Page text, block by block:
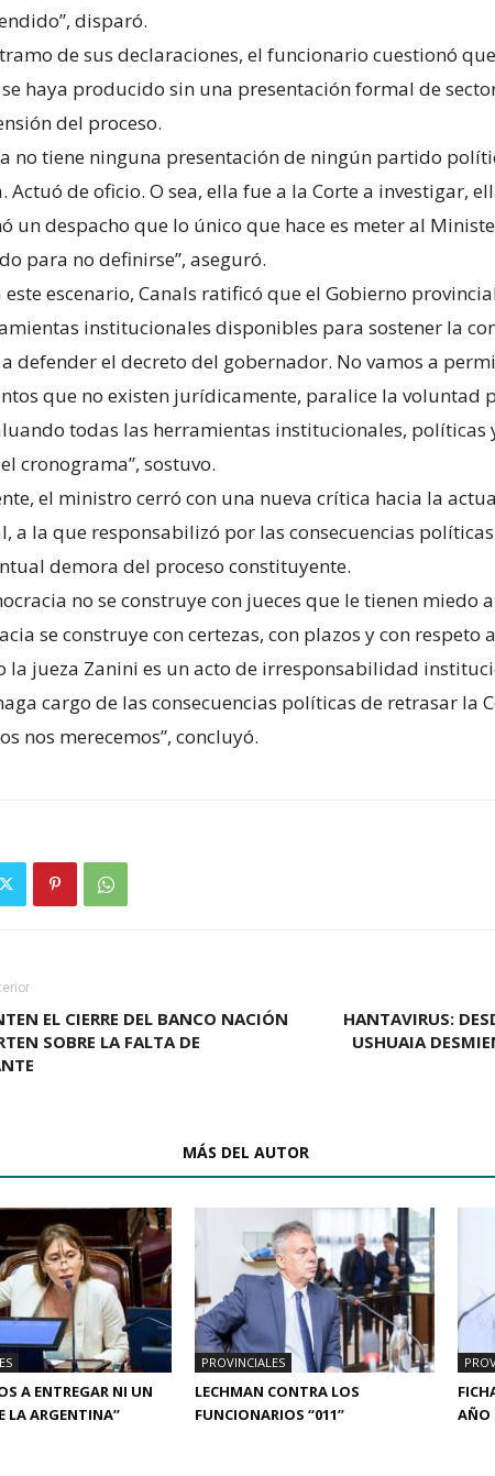
disparó.
de sus declaraciones, el funcionario cuestionó
haya producido sin una presentación formal de
del proceso.
no tiene ninguna presentación de ningún partido
Actuó de oficio. O sea, ella fue a la Corte a investigar,
un despacho que lo único que hace es meter al
para no definirse”, aseguró.
este escenario, Canals ratificó que el Gobierno
institucionales disponibles para sostener la
a defender el decreto del gobernador. No vamos a
que no existen jurídicamente, paralice la voluntad
todas las herramientas institucionales, políticas
cronograma”, sostuvo.
el ministro cerró con una nueva crítica hacia la
a la que responsabilizó por las consecuencias
demora del proceso constituyente.
no se construye con jueces que le tienen miedo
se construye con certezas, con plazos y con respeto
la jueza Zanini es un acto de irresponsabilidad
cargo de las consecuencias políticas de retrasar la
nos merecemos”, concluyó.
EL CIERRE DEL BANCO NACIÓN
SOBRE LA FALTA DE
HANTAVIRUS:
USHUAIA
MÁS DEL AUTOR
A ENTREGAR NI UN
LA ARGENTINA”
PROVINCIALES
LECHMAN CONTRA LOS
FUNCIONARIOS “011”
AÑO